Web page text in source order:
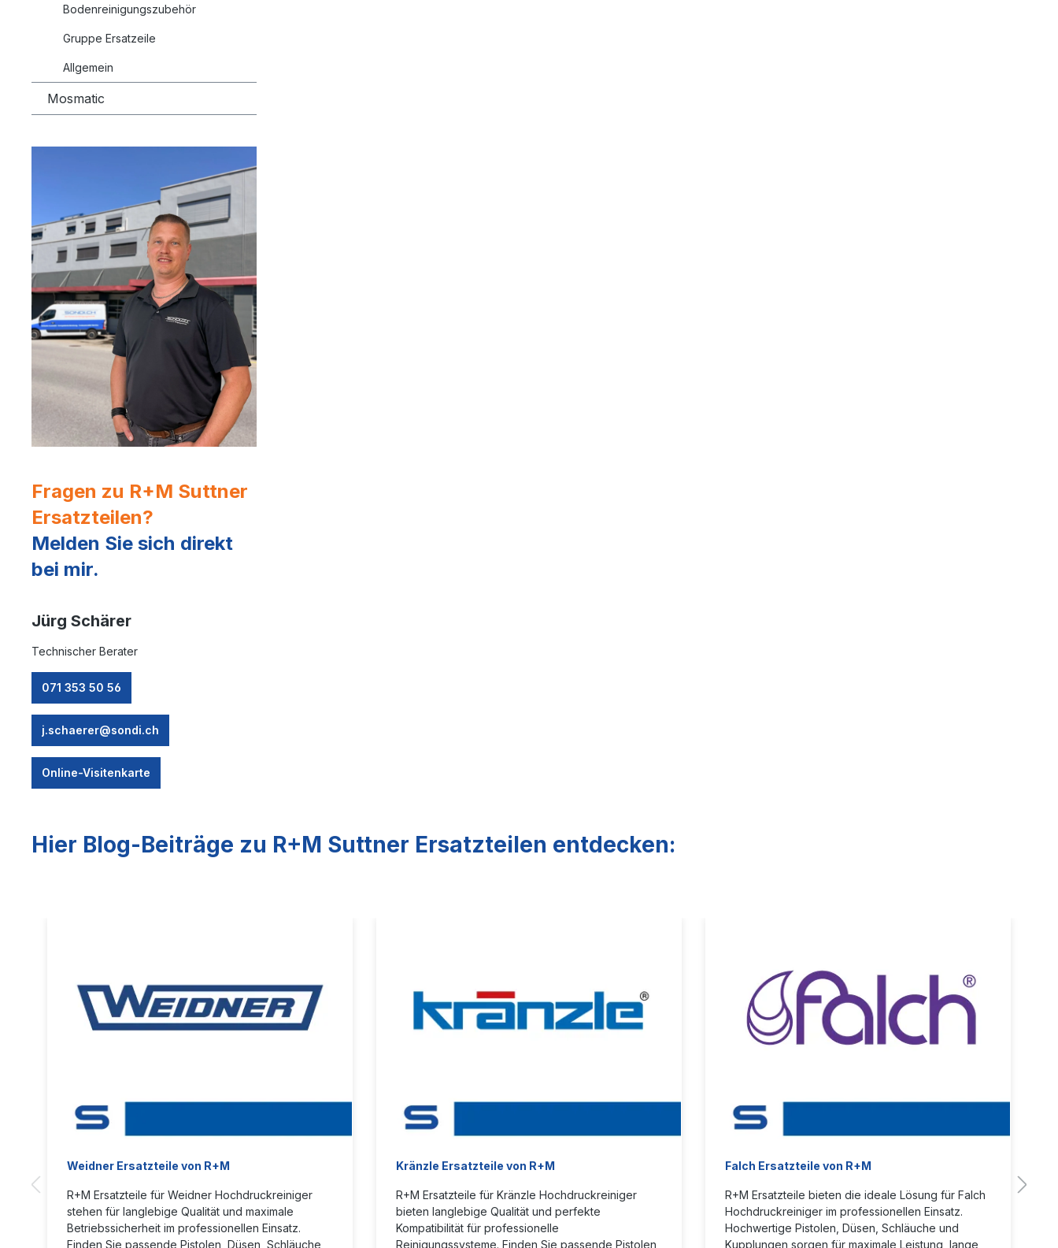
Bodenreinigungszubehör
Gruppe Ersatzeile
Allgemein
Mosmatic
Fragen zu R+M Suttner
Ersatzteilen?
Melden Sie sich direkt
bei mir.
Jürg Schärer
Technischer Berater
071 353 50 56
j.schaerer@sondi.ch
Online-Visitenkarte
Hier Blog-Beiträge zu R+M Suttner Ersatzteilen entdecken:
Weidner Ersatzteile von R+M
R+M Ersatzteile für Weidner Hochdruckreiniger
stehen für langlebige Qualität und maximale
Betriebssicherheit im professionellen Einsatz.
Finden Sie passende Pistolen, Düsen, Schläuche
Kränzle Ersatzteile von R+M
R+M Ersatzteile für Kränzle Hochdruckreiniger
bieten langlebige Qualität und perfekte
Kompatibilität für professionelle
Reinigungssysteme. Finden Sie passende Pistolen,
Falch Ersatzteile von R+M
R+M Ersatzteile bieten die ideale Lösung für Falch
Hochdruckreiniger im professionellen Einsatz.
Hochwertige Pistolen, Düsen, Schläuche und
Kupplungen sorgen für maximale Leistung, lange